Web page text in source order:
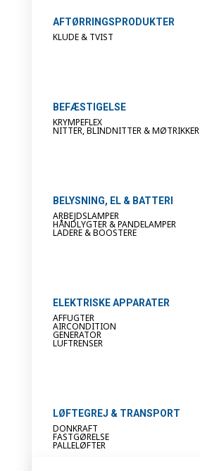
AFTØRRINGSPRODUKTER
KLUDE & TVIST
BEFÆSTIGELSE
KRYMPEFLEX
NITTER, BLINDNITTER & MØTRIKKER
BELYSNING, EL & BATTERI
ARBEJDSLAMPER
HÅNDLYGTER & PANDELAMPER
LADERE & BOOSTERE
ELEKTRISKE APPARATER
AFFUGTER
AIRCONDITION
GENERATOR
LUFTRENSER
LØFTEGREJ & TRANSPORT
DONKRAFT
FASTGØRELSE
PALLELØFTER